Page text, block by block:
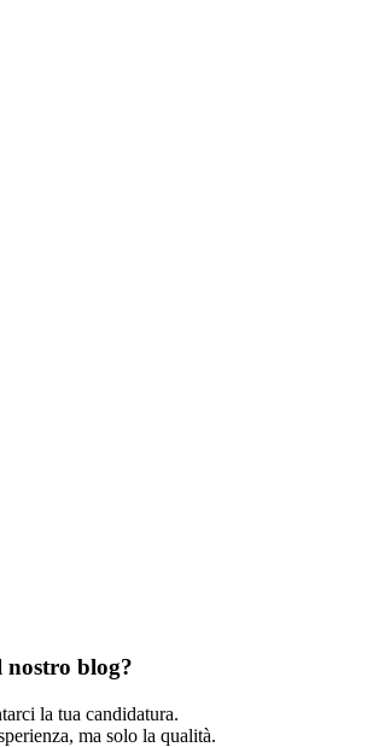
nostro blog?
la tua candidatura.
ma solo la qualità.